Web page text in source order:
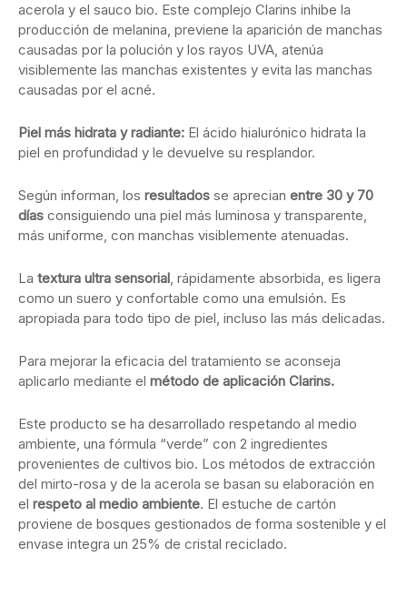
acerola y el sauco bio. Este complejo Clarins inhibe la
producción de melanina, previene la aparición de manchas
causadas por la polución y los rayos UVA, atenúa
visiblemente las manchas existentes y evita las manchas
causadas por el acné.
Piel más hidrata y radiante: El ácido hialurónico hidrata la
piel en profundidad y le devuelve su resplandor.
Según informan, los resultados se aprecian entre 30 y 70
días consiguiendo una piel más luminosa y transparente,
más uniforme, con manchas visiblemente atenuadas.
La textura ultra sensorial, rápidamente absorbida, es ligera
como un suero y confortable como una emulsión. Es
apropiada para todo tipo de piel, incluso las más delicadas.
Para mejorar la eficacia del tratamiento se aconseja
aplicarlo mediante el método de aplicación Clarins.
Este producto se ha desarrollado respetando al medio
ambiente, una fórmula “verde” con 2 ingredientes
provenientes de cultivos bio. Los métodos de extracción
del mirto-rosa y de la acerola se basan su elaboración en
el respeto al medio ambiente. El estuche de cartón
proviene de bosques gestionados de forma sostenible y el
envase integra un 25% de cristal reciclado.